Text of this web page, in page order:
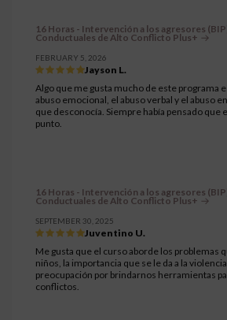
16 Horas - Intervención a los agresores
Conductuales de Alto Conflicto Plus+
FEBRUARY 5, 2026
Jayson L.
Algo que me gusta mucho de este programa
abuso emocional, el abuso verbal y el abuso
que desconocía. Siempre había pensado que
punto.
16 Horas - Intervención a los agresores
Conductuales de Alto Conflicto Plus+
SEPTEMBER 30, 2025
Juventino U.
Me gusta que el curso aborde los problemas
niños, la importancia que se le da a la
preocupación por brindarnos herramientas
conflictos.